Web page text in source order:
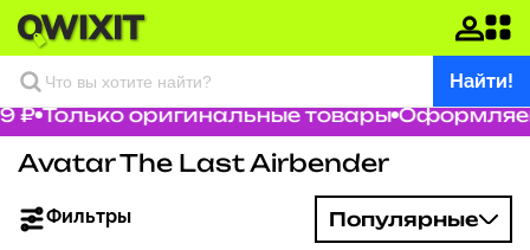
Найти!
₽ Только оригинальные товары
Avatar The Last Airbender
Фильтры Популярные